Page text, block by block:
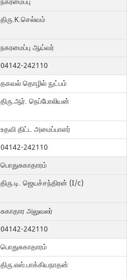
திரு.K.செல்வம்
நகரமைப்பு ஆய்வர்
04142-242110
தகவல் தொழில் நுட்பம்
திரு.ஆர். நெப்போலியன்
உதவி திட்ட அமைப்பாளர்
04142-242110
பொதுசுகாதாரம்
திரு.டி. ஜெயச்சந்திரன் (I/c)
சுகாதார அலுவலர்
04142-242110
பொதுசுகாதாரம்
திரு.எஸ்.பாக்கியநாதன்